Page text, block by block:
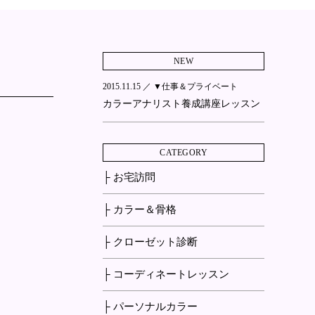
NEW
2015.11.15 ／ ▼仕事＆プライベート
カラーアナリスト養成講座レッスン
CATEGORY
├ お宅訪問
├ カラー＆骨格
├ クローゼット診断
├ コーディネートレッスン
├ パーソナルカラー